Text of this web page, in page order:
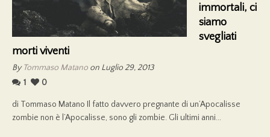
immortali, ci
siamo
svegliati
morti viventi
ByTommaso Matano on Luglio 29, 2013
1
0
di Tommaso Matano Il fatto davvero pregnante di un’Apocalisse
zombie non è l’Apocalisse, sono gli zombie. Gli ultimi anni...